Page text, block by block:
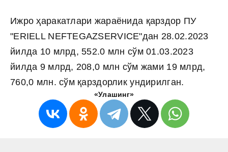
Ижро ҳаракатлари жараёнида қарздор ПУ
"ERIELL NEFTEGAZSERVICE"дан 28.02.2023
йилда 10 млрд, 552.0 млн сўм 01.03.2023
йилда 9 млрд, 208,0 млн сўм жами 19 млрд,
760,0 млн. сўм қарздорлик ундирилган.
«Улашинг»